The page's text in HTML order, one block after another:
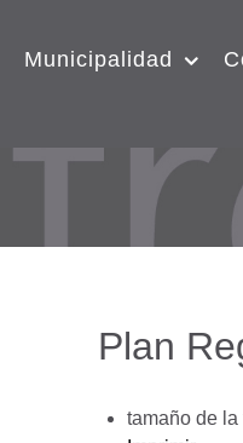
Municipalidad
Plan
tamaño de la